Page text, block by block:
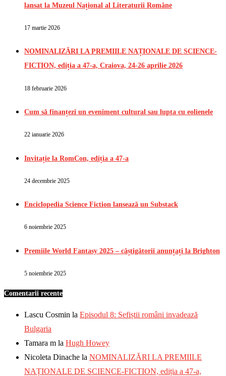
lansat la Muzeul Național al Literaturii Române
17 martie 2026
NOMINALIZĂRI LA PREMIILE NAȚIONALE DE SCIENCE-
FICTION, ediția a 47-a, Craiova, 24-26 aprilie 2026
18 februarie 2026
Cum să finanțezi un eveniment cultural sau lupta cu eolienele
22 ianuarie 2026
Invitație la RomCon, ediția a 47-a
24 decembrie 2025
Enciclopedia Science Fiction lansează un Substack
6 noiembrie 2025
Premiile World Fantasy 2025 – câștigătorii anunțați la Brighton
5 noiembrie 2025
Comentarii recente
Lascu Cosmin la Episodul 8: Sefiștii români invadează
Bulgaria
Tamara m la Hugh Howey
Nicoleta Dinache la NOMINALIZĂRI LA PREMIILE
NAȚIONALE DE SCIENCE-FICTION, ediția a 47-a,